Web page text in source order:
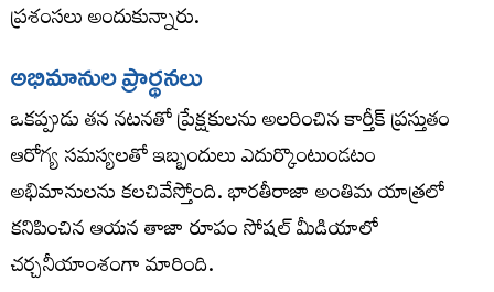
ప్రశంసలు అందుకున్నారు.
అభిమానుల ప్రార్థనలు
ఒకప్పుడు తన నటనతో ప్రేక్షకులను అలరించిన కార్తీక్ ప్రస్తుతం
ఆరోగ్య సమస్యలతో ఇబ్బందులు ఎదుర్కొంటుండటం
అభిమానులను కలచివేస్తోంది. భారతీరాజా అంతిమ యాత్రలో
కనిపించిన ఆయన తాజా రూపం సోషల్ మీడియాలో
చర్చనీయాంశంగా మారింది.